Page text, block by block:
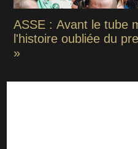
ASSE : Avant le tube
l'histoire oubliée du
»